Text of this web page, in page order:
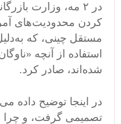
در ۲ مه، وزارت
کردن محدودیت‌های
مستقل چینی، که
استفاده از آنچه
شده‌اند، صادر کرد.
در اینجا توضیح داده
تصمیمی گرفت، و چرا